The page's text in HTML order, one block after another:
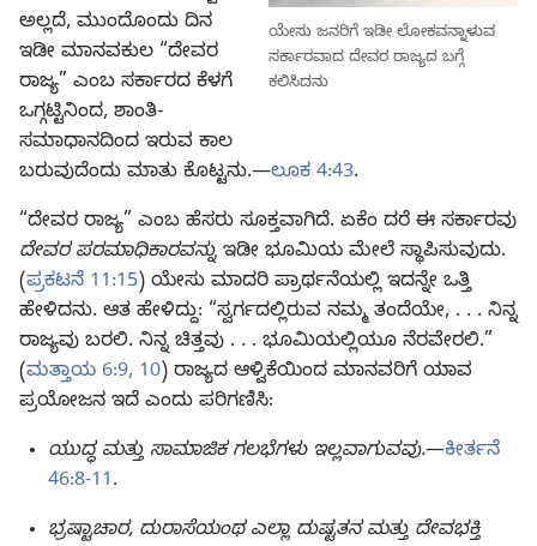
ಯೇಸು ಜನರಿಗೆ ಇಡೀ ಲೋಕವನ್ನಾಳುವ
ಸರ್ಕಾರವಾದ ದೇವರ ರಾಜ್ಯದ ಬಗ್ಗೆ
ಕಲಿಸಿದನು
ಅಲ್ಲದೆ, ಮುಂದೊಂದು ದಿನ
ಇಡೀ ಮಾನವಕುಲ “ದೇವರ
ರಾಜ್ಯ” ಎಂಬ ಸರ್ಕಾರದ ಕೆಳಗೆ
ಒಗ್ಗಟ್ಟಿನಿಂದ, ಶಾಂತಿ-
ಸಮಾಧಾನದಿಂದ ಇರುವ ಕಾಲ
ಬರುವುದೆಂದು ಮಾತು ಕೊಟ್ಟನು.—ಲೂಕ 4:43.
“ದೇವರ ರಾಜ್ಯ” ಎಂಬ ಹೆಸರು ಸೂಕ್ತವಾಗಿದೆ. ಏಕೆಂ ದರೆ ಈ ಸರ್ಕಾರವು
ದೇವರ ಪರಮಾಧಿಕಾರವನ್ನು ಇಡೀ ಭೂಮಿಯ ಮೇಲೆ ಸ್ಥಾಪಿಸುವುದು.
(ಪ್ರಕಟನೆ 11:15) ಯೇಸು ಮಾದರಿ ಪ್ರಾರ್ಥನೆಯಲ್ಲಿ ಇದನ್ನೇ ಒತ್ತಿ
ಹೇಳಿದನು. ಆತ ಹೇಳಿದ್ದು: “ಸ್ವರ್ಗದಲ್ಲಿರುವ ನಮ್ಮ ತಂದೆಯೇ, . . . ನಿನ್ನ
ರಾಜ್ಯವು ಬರಲಿ. ನಿನ್ನ ಚಿತ್ತವು . . . ಭೂಮಿಯಲ್ಲಿಯೂ ನೆರವೇರಲಿ.”
(ಮತ್ತಾಯ 6:9, 10) ರಾಜ್ಯದ ಆಳ್ವಿಕೆಯಿಂದ ಮಾನವರಿಗೆ ಯಾವ
ಪ್ರಯೋಜನ ಇದೆ ಎಂದು ಪರಿಗಣಿಸಿ:
ಯುದ್ಧ ಮತ್ತು ಸಾಮಾಜಿಕ ಗಲಭೆಗಳು ಇಲ್ಲವಾಗುವವು.—ಕೀರ್ತನೆ
46:8-11.
ಭ್ರಷ್ಟಾಚಾರ, ದುರಾಸೆಯಂಥ ಎಲ್ಲಾ ದುಷ್ಟತನ ಮತ್ತು ದೇವಭಕ್ತಿ